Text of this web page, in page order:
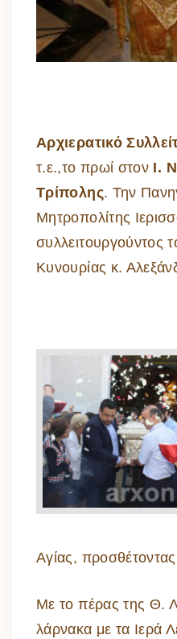
Αρχιερατικό
τ.ε.,το πρωί στον Ι.
Τρίπολης. Την
Μητροπολίτης
συλλειτουργούντος
Κυνουρίας κ.
Αγίας,
Με το πέρας της Θ.
λάρνακα με τα Ιερά